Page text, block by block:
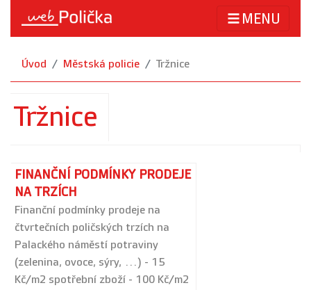
MENU
Úvod Městská policie Tržnice
Tržnice
FINANČNÍ PODMÍNKY PRODEJE
NA TRZÍCH
Finanční podmínky prodeje na
čtvrtečních poličských trzích na
Palackého náměstí potraviny
(zelenina, ovoce, sýry, ...) - 15
Kč/m2 spotřební zboží - 100 Kč/m2